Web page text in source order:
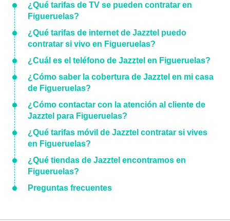
¿Qué tarifas de TV se pueden contratar en
Figueruelas?
¿Qué tarifas de internet de Jazztel puedo
contratar si vivo en Figueruelas?
¿Cuál es el teléfono de Jazztel en Figueruelas?
¿Cómo saber la cobertura de Jazztel en mi casa
de Figueruelas?
¿Cómo contactar con la atención al cliente de
Jazztel para Figueruelas?
¿Qué tarifas móvil de Jazztel contratar si vives
en Figueruelas?
¿Qué tiendas de Jazztel encontramos en
Figueruelas?
Preguntas frecuentes